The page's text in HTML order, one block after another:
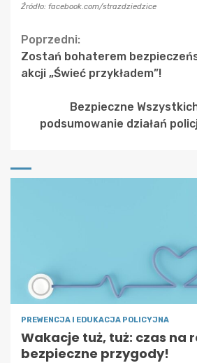
Źródło: facebook.com/strazdziedzice
Continue
Reading
Poprzedni:
Zostań bohaterem
akcji „Świeć przykładem”!
Bezpieczne
podsumowanie działań
PREWENCJA I EDUKACJA POLICYJNA
Wakacje tuż, tuż: czas na
bezpieczne przygody!